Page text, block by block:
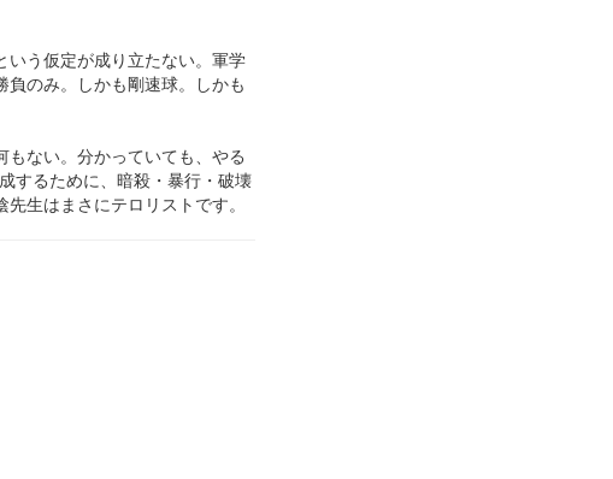
いう仮定が成り立たない。軍学
のみ。しかも剛速球。しかも
ない。分かっていても、やる
するために、暗殺・暴行・破壊
生はまさにテロリストです。